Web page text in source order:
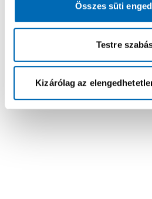
Összes süti
Testre
Kizárólag az